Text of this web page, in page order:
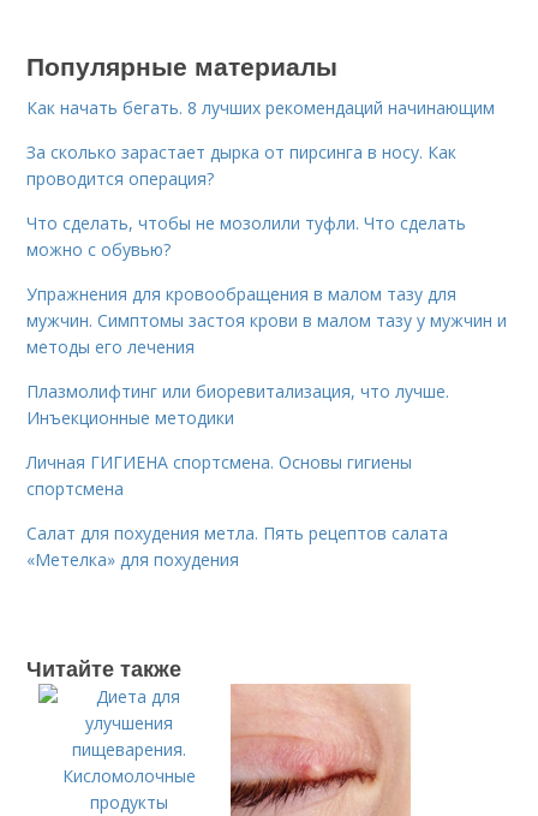
Популярные материалы
Как начать бегать. 8 лучших рекомендаций начинающим
За сколько зарастает дырка от пирсинга в носу. Как
проводится операция?
Что сделать, чтобы не мозолили туфли. Что сделать
можно с обувью?
Упражнения для кровообращения в малом тазу для
мужчин. Симптомы застоя крови в малом тазу у мужчин и
методы его лечения
Плазмолифтинг или биоревитализация, что лучше.
Инъекционные методики
Личная ГИГИЕНА спортсмена. Основы гигиены
спортсмена
Салат для похудения метла. Пять рецептов салата
«Метелка» для похудения
Читайте также